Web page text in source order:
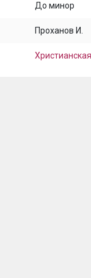
До минор
Проханов И.